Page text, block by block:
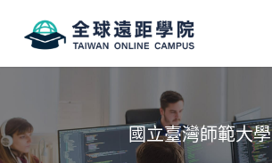
國立臺灣師範大學